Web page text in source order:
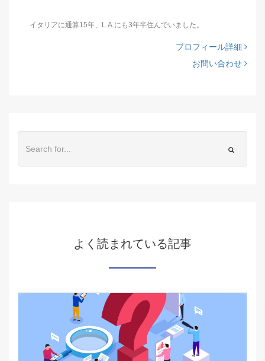
イタリアに通算15年、L.A.にも3年半住んでいました。
プロフィール詳細
お問い合わせ
よく読まれている記事